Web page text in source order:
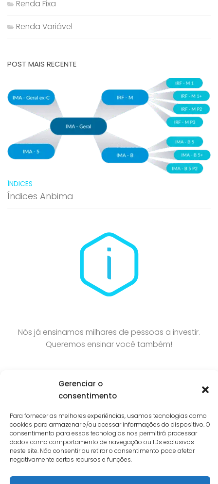
Gerenciar o
consentimento
Para fornecer as melhores experiências, usamos tecnologias como
cookies para armazenar e/ou acessar informações do dispositivo. O
consentimento para essas tecnologias nos permitirá processar
dados como comportamento de navegação ou IDs exclusivos
neste site. Não consentir ou retirar o consentimento pode afetar
negativamente certos recursos e funções.
Renda Fixa
Renda Variável
POST MAIS RECENTE
ÍNDICES
Índices Anbima
Nós já ensinamos milhares de pessoas a investir.
Queremos ensinar você também!
Interest © 2026. Todos Direitos Reservados.